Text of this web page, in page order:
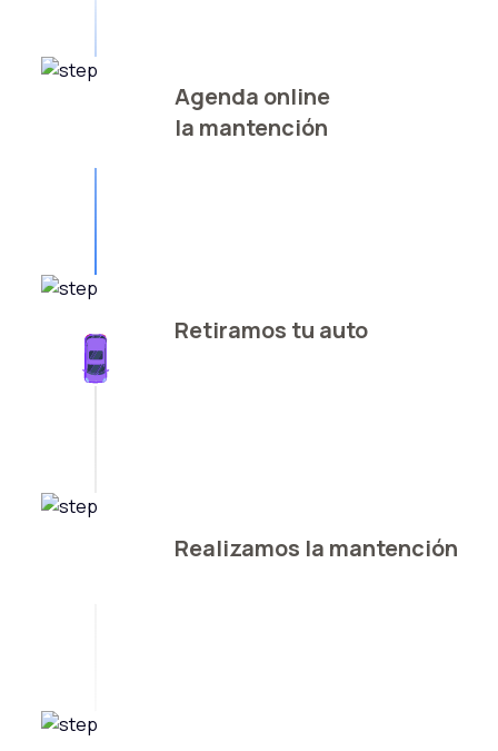
Agenda online
la mantención
Retiramos tu auto
Realizamos la mantención